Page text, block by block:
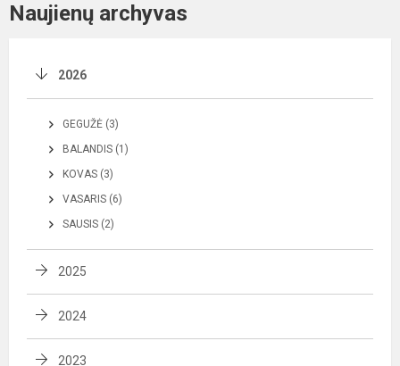
Naujienų archyvas
2026
GEGUŽĖ (3)
BALANDIS (1)
KOVAS (3)
VASARIS (6)
SAUSIS (2)
2025
2024
2023